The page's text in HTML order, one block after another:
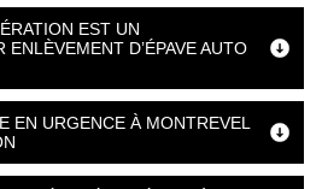
EST UN
ENLÈVEMENT D’ÉPAVE AUTO
EN URGENCE À MONTREVEL